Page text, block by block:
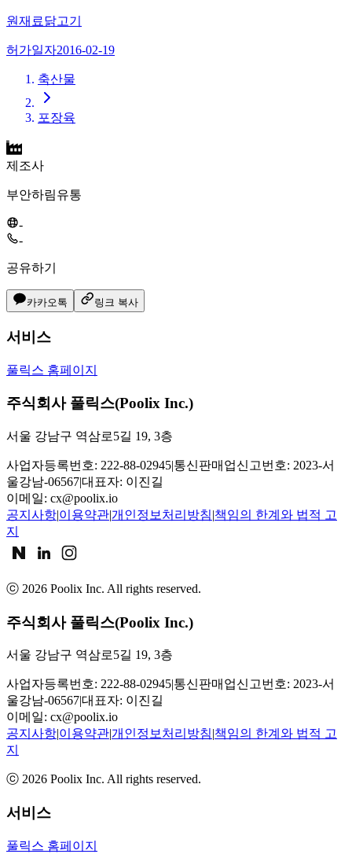
원재료닭고기
허가일자2016-02-19
축산물
포장육
제조사
부안하림유통
-
-
공유하기
카카오톡 링크 복사
서비스
풀릭스 홈페이지
주식회사 풀릭스(Poolix Inc.)
서울 강남구 역삼로5길 19, 3층
사업자등록번호: 222-88-02945|통신판매업신고번호: 2023-서
울강남-06567|대표자: 이진길
이메일: cx@poolix.io
공지사항|이용약관|개인정보처리방침|책임의 한계와 법적 고
지
ⓒ 2026 Poolix Inc. All rights reserved.
주식회사 풀릭스(Poolix Inc.)
서울 강남구 역삼로5길 19, 3층
사업자등록번호: 222-88-02945|통신판매업신고번호: 2023-서
울강남-06567|대표자: 이진길
이메일: cx@poolix.io
공지사항|이용약관|개인정보처리방침|책임의 한계와 법적 고
지
ⓒ 2026 Poolix Inc. All rights reserved.
서비스
풀릭스 홈페이지